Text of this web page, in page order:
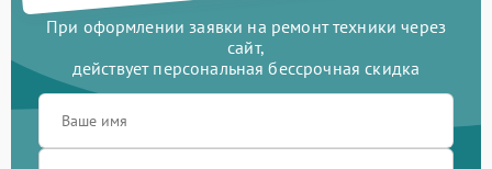
При оформлении заявки на ремонт техники через
сайт,
действует персональная бессрочная скидка